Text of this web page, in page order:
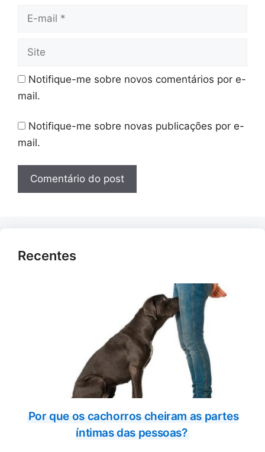
Site
Notifique-me sobre novos comentários por e-
mail.
Notifique-me sobre novas publicações por e-
mail.
Recentes
Por que os cachorros cheiram as partes
íntimas das pessoas?